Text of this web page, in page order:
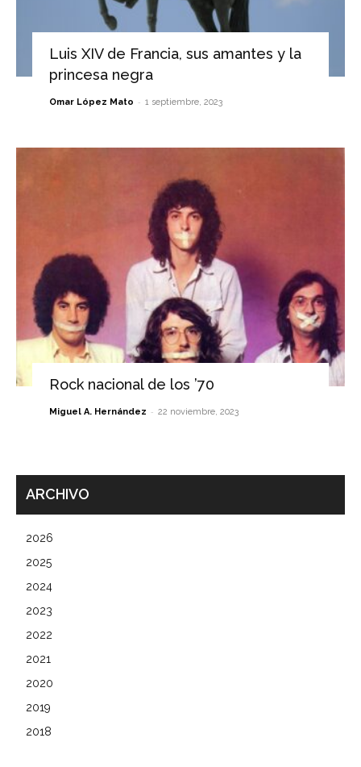
Luis XIV de Francia, sus amantes y la
princesa negra
Omar López Mato - 1 septiembre, 2023
Rock nacional de los ’70
Miguel A. Hernández - 22 noviembre, 2023
ARCHIVO
2026
2025
2024
2023
2022
2021
2020
2019
2018